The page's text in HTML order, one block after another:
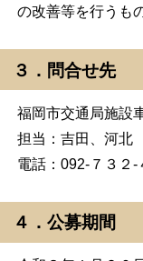
の改善等を行うも
３．問合せ先
福岡市交通局施設
担当：吉田、河北
電話：092-７３２-
４．公募期間